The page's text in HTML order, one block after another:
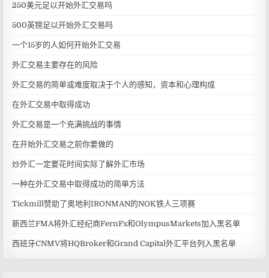
250美元足以开始外汇交易吗
500英镑足以开始外汇交易吗
一个15岁的人如何开始外汇交易
外汇交易主要存在的风险
外汇交易的简单或难度取决于个人的感知，资本和心理构成
在外汇交易中取得成功
外汇交易是一个充满挑战的事情
在开始外汇交易之前你要做的
炒外汇一定要花时间实际了解外汇市场
一种在外汇交易中取得成功的简单方法
Tickmill赞助了奥地利IRONMAN的NOK铁人三项赛
新西兰FMA将外汇经纪商FernFx和OlympusMarkets加入黑名单
西班牙CNMV将HQBroker和Grand Capital外汇平台列入黑名单